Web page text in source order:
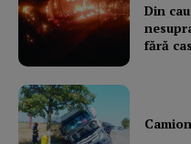
Din
fără